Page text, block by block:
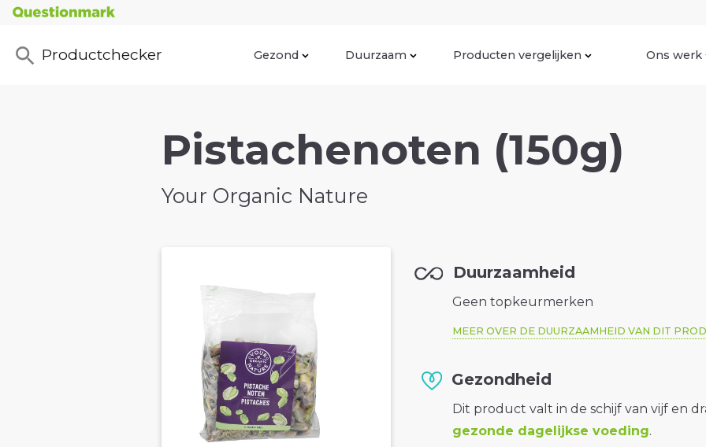
Productchecker Gezond Duurzaam Producten vergelijken Ons werk
Pistachenoten (150g)
Your Organic Nature
Duurzaamheid
Geen topkeurmerken
MEER OVER DE DUURZAAMHEID VAN DIT
Gezondheid
Dit product valt in de schijf van vijf en
gezonde dagelijkse voeding.